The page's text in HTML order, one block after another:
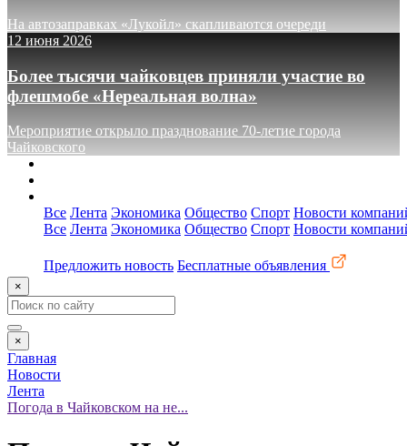
На автозаправках «Лукойл» скапливаются очереди
12 июня 2026
Более тысячи чайковцев приняли участие во
флешмобе «Нереальная волна»
Мероприятие открыло празднование 70-летие города
Чайковского
Все Лента Экономика Общество Спорт Новости
Все Лента Экономика Общество Спорт Новости
Предложить новость Бесплатные объявления
×
×
Главная
Новости
Лента
Погода в Чайковском на не...